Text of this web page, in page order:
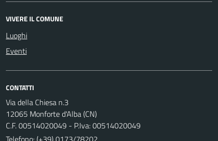
VIVERE IL COMUNE
Luoghi
Eventi
CONTATTI
Via della Chiesa n.3
12065 Monforte d'Alba (CN)
C.F. 00514020049 - P.Iva: 00514020049